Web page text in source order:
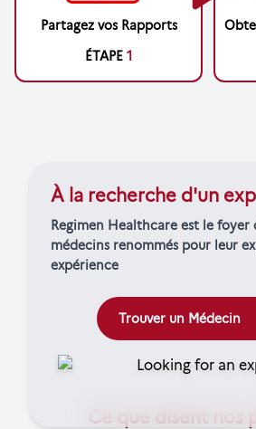
Partagez vos Rapports
ÉTAPE 1
À la recherche d'un
Regimen Healthcare est le foyer
médecins renommés pour leur
expérience
Trouver un Médecin
Ce que disent nos